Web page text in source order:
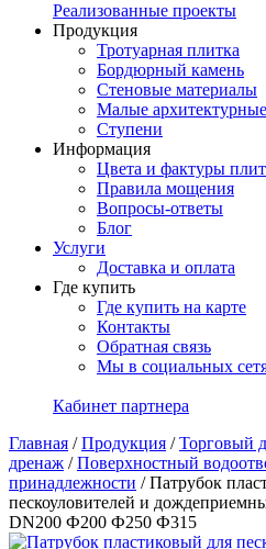
Реализованные проекты
Продукция
Тротуарная плитка
Бордюрный камень
Стеновые материалы
Малые
Ступени
Информация
Цвета и фактуры
Правила мощения
Вопросы-ответы
Блог
Услуги
Доставка и оплата
Где купить
Где купить на карте
Контакты
Обратная связь
Мы в социальных
Кабинет партнера
Главная /Продукция /Торговый
дренаж /Поверхностный
принадлежности /Патрубок
пескоуловителей и
DN200 Ф200 Ф250 Ф315